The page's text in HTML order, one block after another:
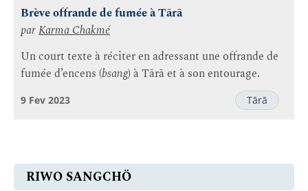
Brève offrande de fumée à Tārā
parKarma Chakmé
Un court texte à réciter en adressant une offrande de
fumée d’encens (bsang) à Tārā et à son entourage.
Tārā
9 Fev 2023
RIWO SANGCHÖ